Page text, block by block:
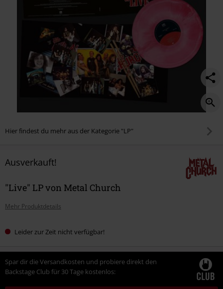
Hier findest du mehr aus der Kategorie "LP"
Ausverkauft!
"Live" LP von Metal Church
Mehr Produktdetails
Leider zur Zeit nicht verfügbar!
Spar dir die Versandkosten und probiere direkt den
Backstage Club für 30 Tage kostenlos: